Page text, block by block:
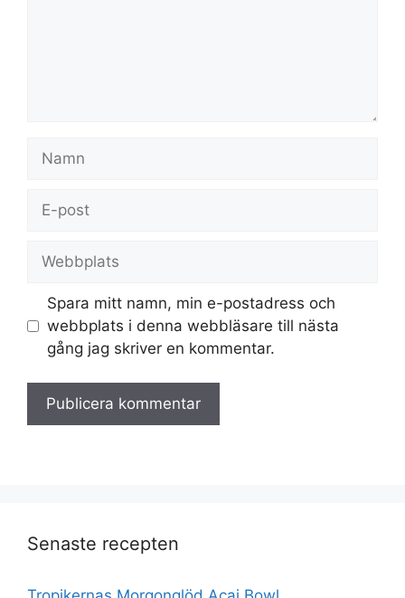
post
Spara mitt namn, min e-postadress och
webbplats i denna webbläsare till nästa
gång jag skriver en kommentar.
Senaste recepten